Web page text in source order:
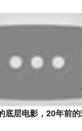
底层电影，20年前